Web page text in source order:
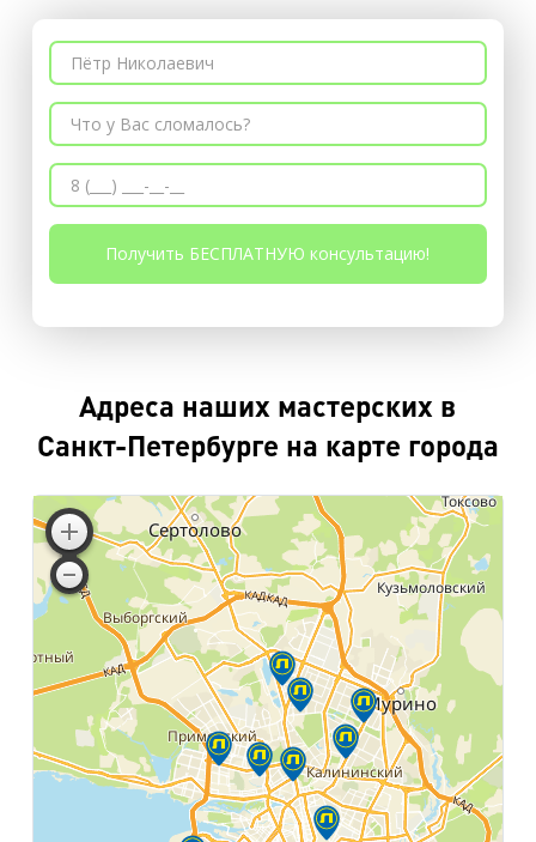
Адреса наших мастерских в
Санкт-Петербурге на карте города